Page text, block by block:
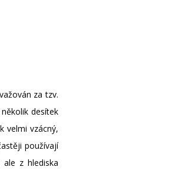
za tzv.
desítek
velmi vzácný,
používají
z hlediska